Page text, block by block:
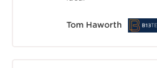
Tom Haworth